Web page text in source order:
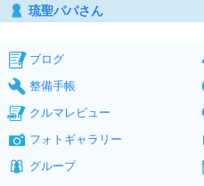
琉聖パパさん
ブログ
整備手帳
クルマレビュー
フォトギャラリー
グループ